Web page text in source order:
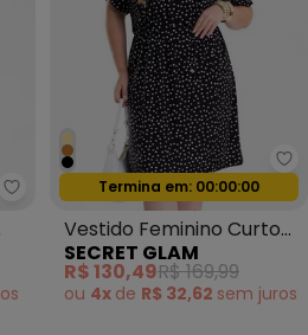
Secret Glam - Vestido Feminino
Oferta relâmpago
Termina em: 00:00:00
Vestido Feminino Curto
Estampado Preto
SECRET GLAM
R$ 130,49R$ 169,99
ou 4x de R$ 32,62 sem juros